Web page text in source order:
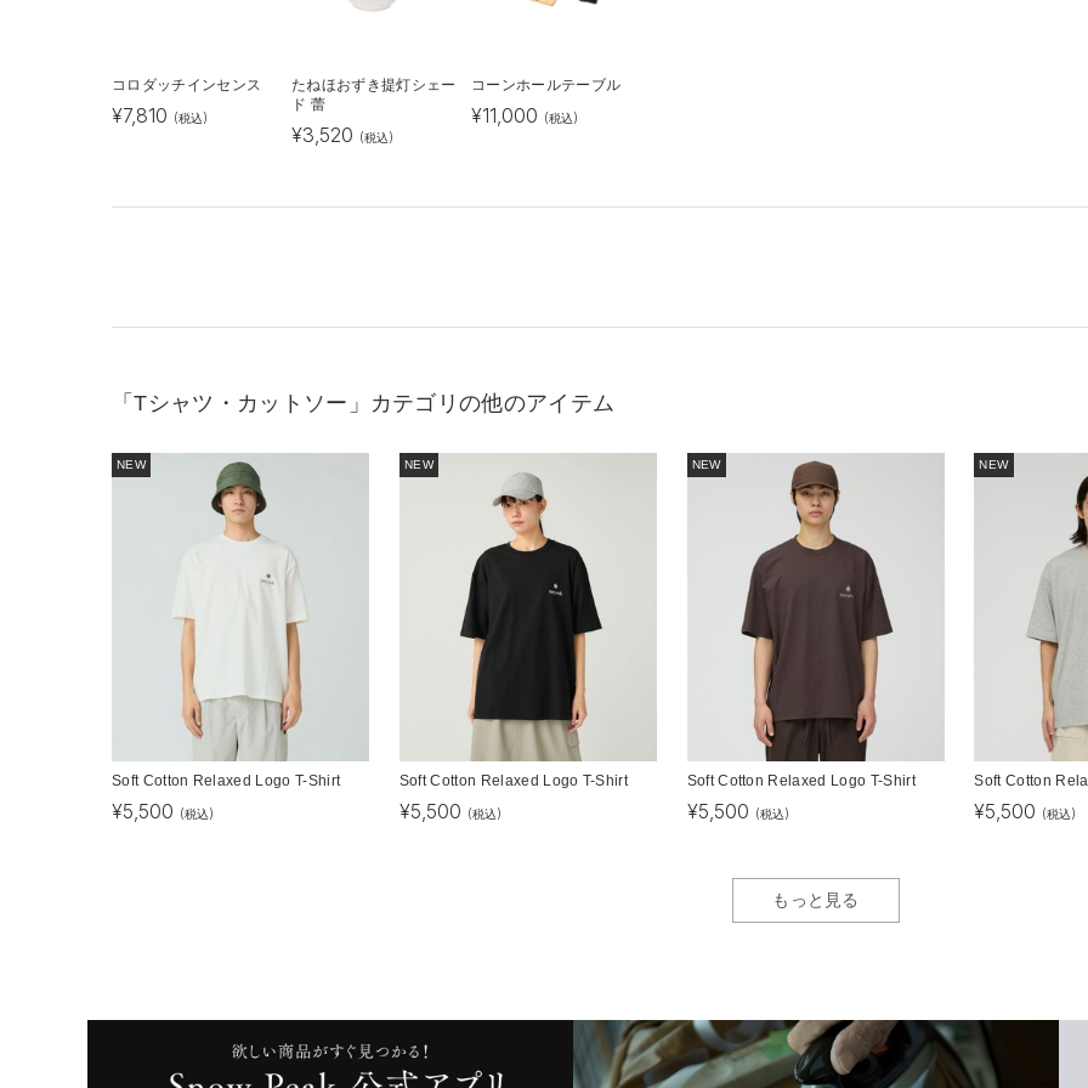
コロダッチインセンス
¥7,810 (税込)
たねほおずき提灯シェー
ド 蕾
¥3,520 (税込)
コーンホールテーブル
¥11,000 (税込)
「Tシャツ・カットソー」カテゴリの他のアイテム
NEW
Soft Cotton Relaxed Logo T-Shirt
¥5,500 (税込)
NEW
Soft Cotton Relaxed Logo T-Shirt
¥5,500 (税込)
NEW
Soft Cotton Relaxed Logo T-Shirt
¥5,500 (税込)
NEW
Soft Cotton
¥5,500 (税込)
もっと見る